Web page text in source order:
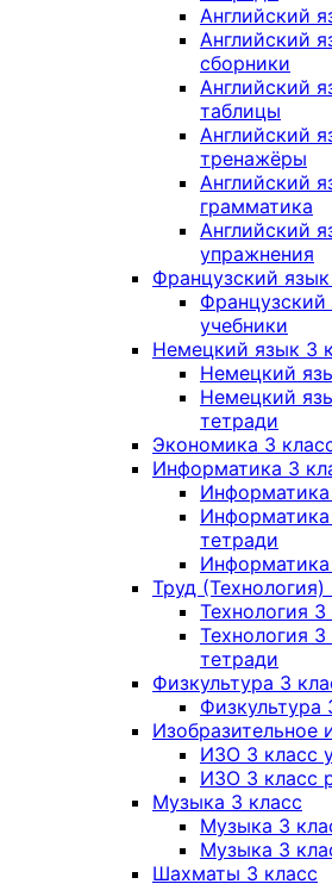
Английский
Английский
сборники
Английский
таблицы
Английский
тренажёры
Английский
грамматика
Английский
упражнения
Французский
Французский
учебники
Немецкий язык 3
Немецкий
Немецкий
тетради
Экономика 3
Информатика 3
Информатика
тетради
Информатика
Труд (Технология)
Технология
Технология
тетради
Физкультура 3
Физкультура
Изобразительное
ИЗО 3 класс
ИЗО 3 класс
Музыка 3 класс
Музыка 3
Музыка 3
Шахматы 3 класс